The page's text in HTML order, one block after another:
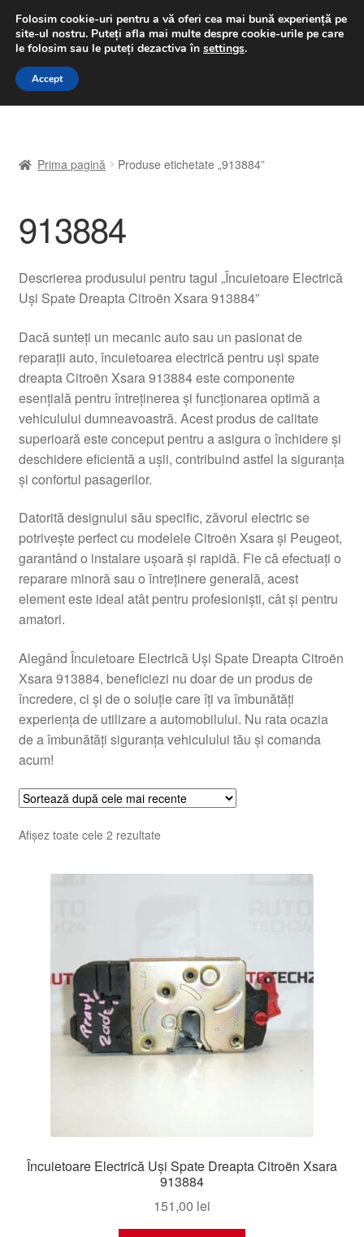
LIVRARE de la 33 lei
luni-vineri 9 a.m. - 4 p.m.031 229 6816
Sari
Sari
A lua legatura
Contul meu
Despre noi
Finalizare comandă
Livrare
Livrare în toată lumea
Plângere
Plățile
Politică de confidențialitate
Procedura de reclamație
Termeni si conditii
Prima pagină Produse etichetate „913884”
913884
Descrierea produsului pentru tagul „Încuietoare Electrică
Uși Spate Dreapta Citroën Xsara 913884”
Dacă sunteți un mecanic auto sau un pasionat de
reparații auto, încuietoarea electrică pentru uși spate
dreapta Citroën Xsara 913884 este componente
esențială pentru întreținerea și funcționarea optimă a
vehiculului dumneavoastră. Acest produs de calitate
superioară este conceput pentru a asigura o închidere și
deschidere eficientă a ușii, contribuind astfel la siguranța
și confortul pasagerilor.
Datorită designului său specific, zăvorul electric se
potrivește perfect cu modelele Citroën Xsara și Peugeot,
garantând o instalare ușoară și rapidă. Fie că efectuați o
reparare minoră sau o întreținere generală, acest
element este ideal atât pentru profesioniști, cât și pentru
amatori.
Alegând Încuietoare Electrică Uși Spate Dreapta Citroën
Xsara 913884, beneficiezi nu doar de un produs de
încredere, ci și de o soluție care îți va îmbunătăți
experiența de utilizare a automobilului. Nu rata ocazia
de a îmbunătăți siguranța vehiculului tău și comanda
acum!
Afișez toate cele 2 rezultateSortat
cele
Încuietoare Electrică Uși Spate Dreapta Citroën Xsara
913884
151,00 lei
Folosim cookie-uri pentru a vă oferi cea mai bună experiență pe
site-ul nostru. Puteți afla mai multe despre cookie-urile pe care
le folosim sau le puteți dezactiva în settings.
Accept